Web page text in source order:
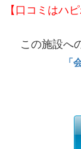
【口コミはハ
この施設へ
「